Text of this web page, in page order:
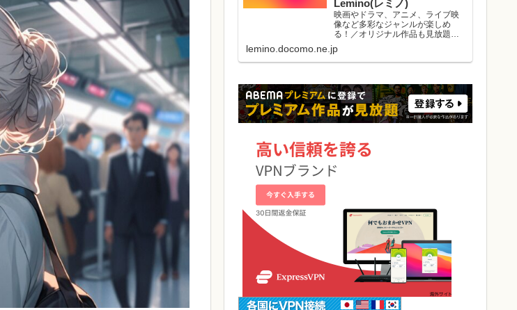
Lemino(レミノ)
映画やドラマ、アニメ、ライブ映
像など多彩なジャンルが楽しめ
る！／オリジナル作品も見放題／
応／ダウンロード視聴可能／好き
な作品と出会える機能がたくさ
lemino.docomo.ne.jp